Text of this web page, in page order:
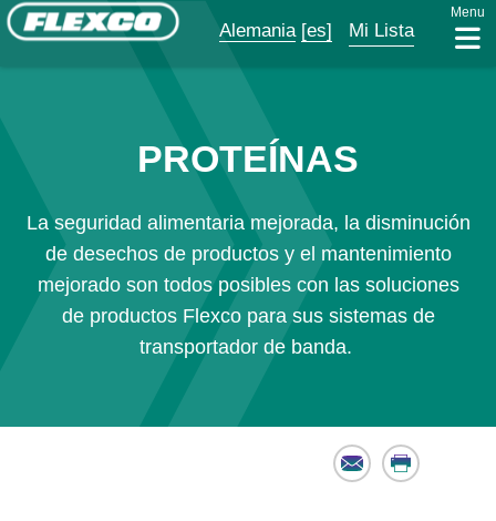
Alemania [es] Mi Lista
Menu
PROTEÍNAS
La seguridad alimentaria mejorada, la disminución
de desechos de productos y el mantenimiento
mejorado son todos posibles con las soluciones
de productos Flexco para sus sistemas de
transportador de banda.
Email Print